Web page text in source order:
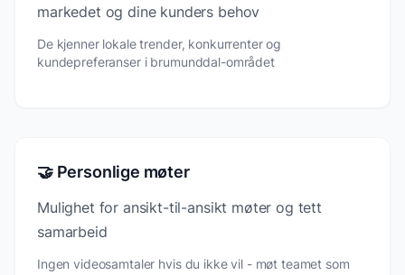
markedet og dine kunders behov
De kjenner lokale trender, konkurrenter og
kundepreferanser i brumunddal-området
🤝 Personlige møter
Mulighet for ansikt-til-ansikt møter og tett
samarbeid
Ingen videosamtaler hvis du ikke vil - møt teamet som